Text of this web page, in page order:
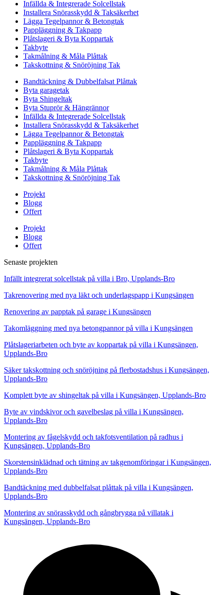
Infällda & Integrerade Solcellstak
Installera Snörasskydd & Taksäkerhet
Lägga Tegelpannor & Betongtak
Pappläggning & Takpapp
Plåtslageri & Byta Koppartak
Takbyte
Takmålning & Måla Plåttak
Takskottning & Snöröjning Tak
Bandtäckning & Dubbelfalsat Plåttak
Byta garagetak
Byta Shingeltak
Byta Stuprör & Hängrännor
Infällda & Integrerade Solcellstak
Installera Snörasskydd & Taksäkerhet
Lägga Tegelpannor & Betongtak
Pappläggning & Takpapp
Plåtslageri & Byta Koppartak
Takbyte
Takmålning & Måla Plåttak
Takskottning & Snöröjning Tak
Projekt
Blogg
Offert
Projekt
Blogg
Offert
Senaste projekten
Infällt integrerat solcellstak på villa i Bro, Upplands-Bro
Takrenovering med nya läkt och underlagspapp i Kungsängen
Renovering av papptak på garage i Kungsängen
Takomläggning med nya betongpannor på villa i Kungsängen
Plåtslageriarbeten och byte av koppartak på villa i Kungsängen,
Upplands-Bro
Säker takskottning och snöröjning på flerbostadshus i Kungsängen,
Upplands-Bro
Komplett byte av shingeltak på villa i Kungsängen, Upplands-Bro
Byte av vindskivor och gavelbeslag på villa i Kungsängen,
Upplands-Bro
Montering av fågelskydd och takfotsventilation på radhus i
Kungsängen, Upplands-Bro
Skorstensinklädnad och tätning av takgenomföringar i Kungsängen,
Upplands-Bro
Bandtäckning med dubbelfalsat plåttak på villa i Kungsängen,
Upplands-Bro
Montering av snörasskydd och gångbrygga på villatak i
Kungsängen, Upplands-Bro